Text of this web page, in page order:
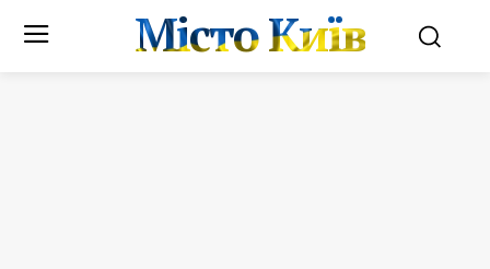
Місто Київ